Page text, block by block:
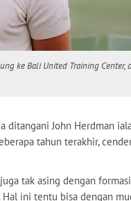
ke Bali United Training Center,
ditangani John Herdman
tahun terakhir,
tak asing dengan
ini tentu bisa dengan